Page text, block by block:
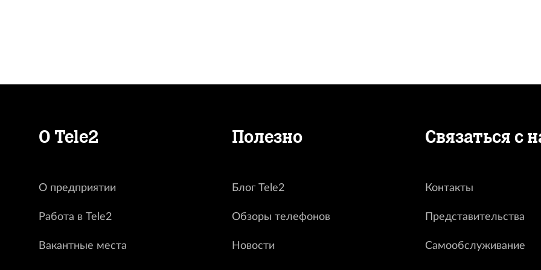
О Tele2
О предприятии
Работа в Tele2
Вакантные места
Полезно
Блог Tele2
Обзоры телефонов
Новости
Связаться с
Контакты
Представительства
Самообслуживание